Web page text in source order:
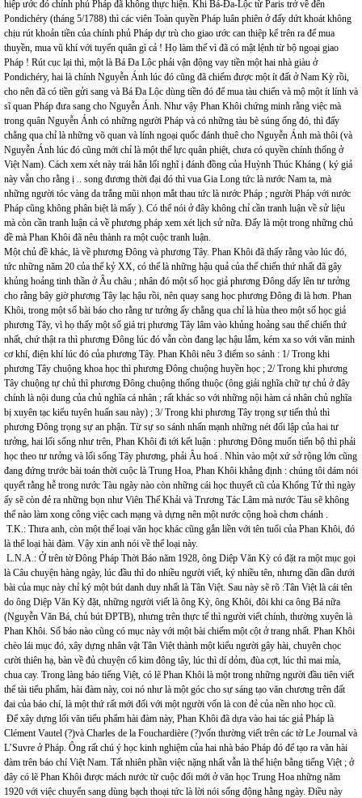
hiệp ước đó chính phủ Pháp đã không thực hiện. Khi Bá-Đa-Lộc từ Paris trở về đến
Pondichéry (tháng 5/1788) thì các viên Toàn quyền Pháp luân phiên ở đấy dứt khoát không
chịu rút khoản tiền của chính phủ Pháp dự trù cho giao ước can thiệp kể trên ra để mua
thuyền, mua vũ khí với tuyển quân gì cả ! Họ làm thế vì đã có mật lệnh từ bộ ngoại giao
Pháp ! Rút cục lại thì, một là Bá Đa Lộc phải vận động vay tiền một hai nhà giàu ở
Pondichéry, hai là chính Nguyễn Ánh lúc đó cũng đã chiếm được một ít đất ở Nam Kỳ rồi,
cho nên đã có tiền gửi sang và Bá Đa Lộc dùng tiền đó để mua tàu chiến và mộ một ít lính và
sĩ quan Pháp đưa sang cho Nguyễn Ánh. Như vậy Phan Khôi chứng minh rằng việc mà
trong quân Nguyễn Ánh có những người Pháp và có những tàu bè súng ống đó, thì đấy
chẳng qua chỉ là những võ quan và lính ngoại quốc đánh thuê cho Nguyễn Ánh mà thôi (và
Nguyễn Ánh lúc đó cũng mới chỉ là một thế lực quân phiệt, chưa có quyền chính thống ở
Việt Nam). Cách xem xét này trái hẳn lối nghĩ ị đánh đồng của Huỳnh Thúc Kháng ( ký giả
này vẫn cho rằng ị .. song đương thời đại đó thì vua Gia Long tức là nước Nam ta, mà
những người tóc vàng da trắng mũi nhọn mắt thau tức là nước Pháp ; người Pháp với nước
Pháp cũng không phân biệt là mấy ). Có thể nói ở đây không chỉ cần tranh luận về sử liệu
mà còn cần tranh luận cả về phương pháp xem xét lịch sử nữa. Đấy là một trong những chủ
đề mà Phan Khôi đã nêu thành ra một cuộc tranh luận.
Một chủ đề khác, là về phương Đông và phương Tây. Phan Khôi đã thấy rằng vào lúc đó,
tức những năm 20 của thế kỷ XX, có thể là những hậu quả của thế chiến thứ nhất đã gây
khủng hoảng tinh thần ở Âu châu ; nhân đó một số học giả phương Đông dấy lên tư tưởng
cho rằng bây giờ phương Tây lạc hậu rồi, nên quay sang học phương Đông đi là hơn. Phan
Khôi, trong một số bài báo cho rằng tư tưởng ấy chẳng qua chỉ là hùa theo một số học giả
phương Tây, vì họ thấy một số giá trị phương Tây lâm vào khủng hoảng sau thế chiến thứ
nhất, chứ thật ra thì phương Đông lúc đó vẫn còn đang lạc hậu lắm, kém xa so với văn minh
cơ khí, điện khí lúc đó của phương Tây. Phan Khôi nêu 3 điểm so sánh : 1/ Trong khi
phương Tây chuộng khoa học thì phương Đông chuộng huyền học ; 2/ Trong khi phương
Tây chuộng tự chủ thì phương Đông chuộng thống thuộc (ông giải nghĩa chữ tự chủ ở đây
chính là nội dung của chủ nghĩa cá nhân ; rất khác so với những nội hàm cá nhân chủ nghĩa
bị xuyên tạc kiểu tuyên huấn sau này) ; 3/ Trong khi phương Tây trọng sự tiến thủ thì
phương Đông trọng sự an phận. Từ sự so sánh nhấn mạnh những nét đối lập của hai tư
tưởng, hai lối sống như trên, Phan Khôi đi tới kết luận : phương Đông muốn tiến bộ thì phải
học theo tư tưởng và lối sống Tây phương, phải Âu hoá . Nhìn vào một xứ sở rộng lớn cũng
đang đứng trước bài toán thời cuộc là Trung Hoa, Phan Khôi khẳng định : chúng tôi dám nói
quyết rằng hễ trong nước Tàu ngày nào còn những cái học thuyết cũ của Khổng Tử thì ngày
ấy sẽ còn đẻ ra những bọn như Viên Thế Khải và Trương Tác Lâm mà nước Tàu sẽ không
thể nào làm xong công việc cach mạng và dựng nên một nước cộng hoà chơn chánh .
T.K.: Thưa anh, còn một thể loại văn học khác cũng gắn liền với tên tuổi của Phan Khôi, đó
là thể loại hài đàm. Vậy xin anh nói về thể loại này.
L.N.A.: Ở trên tờ Đông Pháp Thời Báo năm 1928, ông Diệp Văn Kỳ có đặt ra một mục gọi
là Câu chuyện hàng ngày, lúc đầu thì do nhiều người viết, ký nhiều tên, nhưng dần dần dưới
bài của mục này chỉ ký một bút danh duy nhất là Tân Việt. Sau này sẽ rõ :Tân Việt là cái tên
do ông Diệp Văn Kỳ đặt, những người viết là ông Kỳ, ông Khôi, đôi khi ca ông Bá nữa
(Nguyễn Văn Bá, chủ bút ĐPTB), nhưng trên thực tế thì người viết chính, thường xuyên là
Phan Khôi. Số báo nào cũng có mục này với một bài chiếm một cột ở trang nhất. Phan Khôi
chèo lái mục đó, xây dựng nhân vật Tân Việt thành một kiểu người gây hài, chuyên chọc
cười thiên hạ, bàn về đủ chuyện cổ kim đông tây, lúc thì dí dỏm, đùa cợt, lúc thì mai mỉa,
chua cay. Trong làng báo tiếng Việt, có lẽ Phan Khôi là một trong những người đầu tiên viết
thể tài tiểu phẩm, hài đàm này, coi nó như là một góc cho sự sáng tạo văn chương trên đất
đai của báo chí, là một thứ rất mới đối với một người vốn là con đẻ của nền nho học cũ.
Để xây dựng lối văn tiểu phẩm hài đàm này, Phan Khôi đã dựa vào hai tác giả Pháp là
Clément Vautel (?)và Charles de la Fouchardière (?)vốn thường viết trên các tờ Le Journal và
L’Suvre ở Pháp. Ông rất chú ý học kinh nghiệm của hai nhà báo Pháp đó để tạo ra văn hài
đàm trên báo chí Việt Nam. Tất nhiên phần việc nặng nhất vẫn là thể hiện bằng tiếng Việt ; ở
đây có lẽ Phan Khôi được mách nước từ cuộc đổi mới ở văn học Trung Hoa những năm
1920 với việc chuyển sang dùng bạch thoại tức là lời nói sống động hằng ngày. Điều này